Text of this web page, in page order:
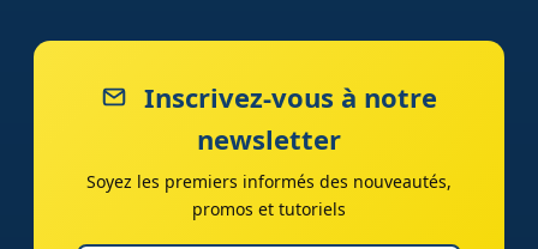
Inscrivez-vous à notre
newsletter
Soyez les premiers informés des nouveautés,
promos et tutoriels